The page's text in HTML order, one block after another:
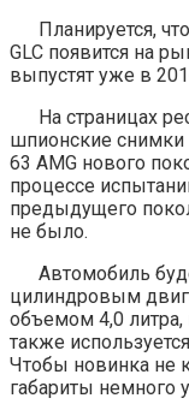
Планируется,
GLC появится на
выпустят уже в
На страницах
шпионские снимки
63 AMG нового
процессе
предыдущего
не было.
Автомобиль
цилиндровым
объемом 4,0 литра,
также
Чтобы новинка не
габариты немного